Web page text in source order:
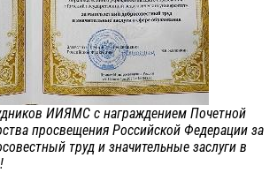
ИИЯМС с награждением Почетной
просвещения Российской Федерации за
труд и значительные заслуги в